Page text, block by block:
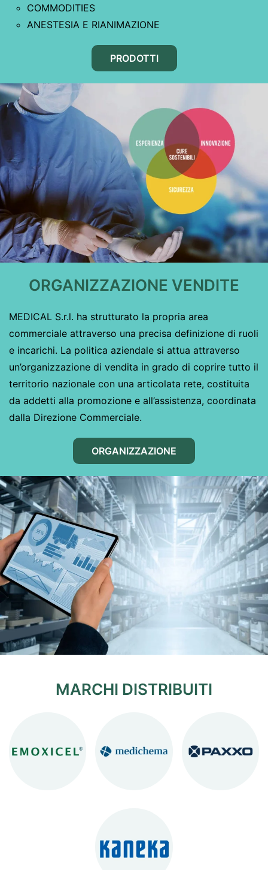
COMMODITIES
ANESTESIA E RIANIMAZIONE
PRODOTTI
ORGANIZZAZIONE VENDITE
MEDICAL S.r.l. ha strutturato la propria area
commerciale attraverso una precisa definizione di ruoli
e incarichi. La politica aziendale si attua attraverso
un’organizzazione di vendita in grado di coprire tutto il
territorio nazionale con una articolata rete, costituita
da addetti alla promozione e all’assistenza, coordinata
dalla Direzione Commerciale.
ORGANIZZAZIONE
MARCHI DISTRIBUITI